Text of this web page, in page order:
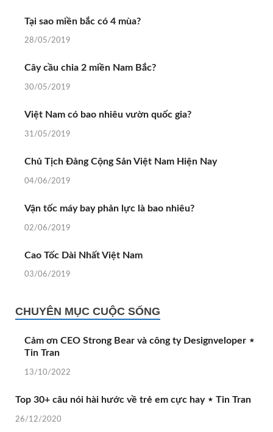
Tại sao miền bắc có 4 mùa?
28/05/2019
Cây cầu chia 2 miền Nam Bắc?
30/05/2019
Việt Nam có bao nhiêu vườn quốc gia?
31/05/2019
Chủ Tịch Đảng Cộng Sản Việt Nam Hiện Nay
04/06/2019
Vận tốc máy bay phản lực là bao nhiêu?
02/06/2019
Cao Tốc Dài Nhất Việt Nam
03/06/2019
CHUYÊN MỤC CUỘC SỐNG
Cảm ơn CEO Strong Bear và công ty Designveloper ⋆
Tin Tran
13/10/2022
Top 30+ câu nói hài hước về trẻ em cực hay ⋆ Tin Tran
26/12/2020